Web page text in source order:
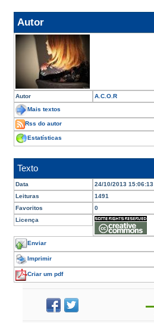
Autor
Autor A.C.O.R
Mais textos
Rss do autor
Estatísticas
Texto
Data
24/10/2013 15:06:13
Leituras
1491
Favoritos
0
Licença
Enviar
Imprimir
Criar um pdf